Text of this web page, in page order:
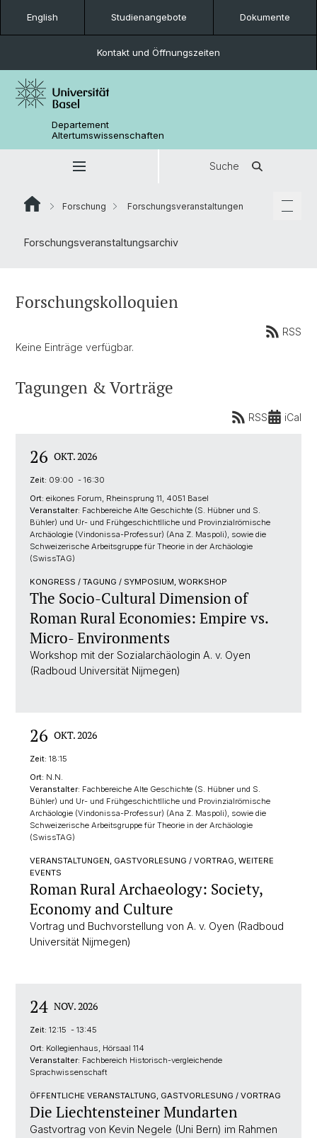
English Studienangebote Dokumente
Kontakt und Öffnungszeiten
Departement
Altertumswissenschaften
Suche
Forschung Forschungsveranstaltungen
Forschungsveranstaltungsarchiv
Forschungskolloquien
RSS
Keine Einträge verfügbar.
Tagungen & Vorträge
RSS iCal
26 OKT. 2026
Zeit: 09:00 - 16:30
Ort: eikones Forum, Rheinsprung 11, 4051 Basel
Veranstalter: Fachbereiche Alte Geschichte (S. Hübner und S.
Bühler) und Ur- und Frühgeschichtlliche und Provinzialrömische
Archäologie (Vindonissa-Professur) (Ana Z. Maspoli), sowie die
Schweizerische Arbeitsgruppe für Theorie in der Archäologie
(SwissTAG)
KONGRESS / TAGUNG / SYMPOSIUM, WORKSHOP
The Socio-Cultural Dimension of
Roman Rural Economies: Empire vs.
Micro- Environments
Workshop mit der Sozialarchäologin A. v. Oyen
(Radboud Universität Nijmegen)
26 OKT. 2026
Zeit: 18:15
Ort: N.N.
Veranstalter: Fachbereiche Alte Geschichte (S. Hübner und S.
Bühler) und Ur- und Frühgeschichtlliche und Provinzialrömische
Archäologie (Vindonissa-Professur) (Ana Z. Maspoli), sowie die
Schweizerische Arbeitsgruppe für Theorie in der Archäologie
(SwissTAG)
VERANSTALTUNGEN, GASTVORLESUNG / VORTRAG, WEITERE
EVENTS
Roman Rural Archaeology: Society,
Economy and Culture
Vortrag und Buchvorstellung von A. v. Oyen (Radboud
Universität Nijmegen)
24 NOV. 2026
Zeit: 12:15 - 13:45
Ort: Kollegienhaus, Hörsaal 114
Veranstalter: Fachbereich Historisch-vergleichende
Sprachwissenschaft
ÖFFENTLICHE VERANSTALTUNG, GASTVORLESUNG / VORTRAG
Die Liechtensteiner Mundarten
Gastvortrag von Kevin Negele (Uni Bern) im Rahmen